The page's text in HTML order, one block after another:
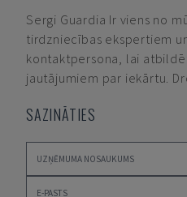
Sergi Guardia Ir viens no
tirdzniecības ekspertiem
kontaktpersona, lai
jautājumiem par iekārtu.
SAZINĀTIES